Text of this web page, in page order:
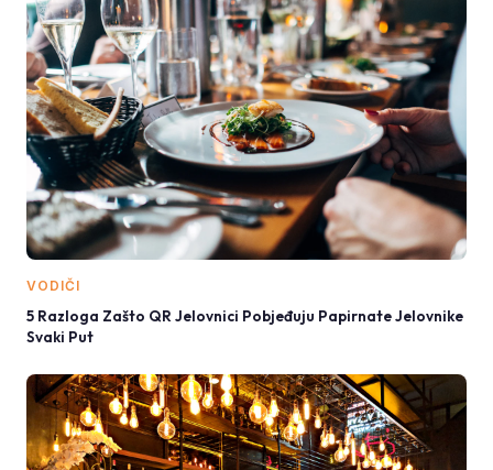
VODIČI
5 Razloga Zašto QR Jelovnici Pobjeđuju Papirnate Jelovnike
Svaki Put